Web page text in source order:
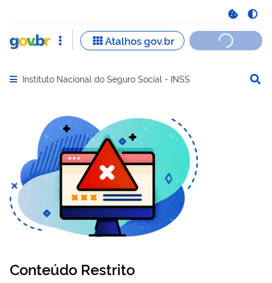
Abrir menu principal de navegação
Instituto Nacional do Seguro Social - INSS
Conteúdo Restrito